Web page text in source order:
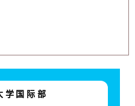
学国际部